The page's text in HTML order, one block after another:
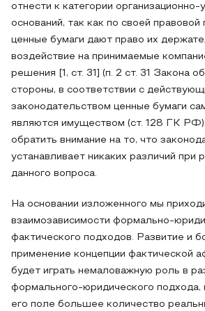
отнести к категории организационно-
оснований, так как по своей правовой
ценные бумаги дают право их
воздействие на принимаемые
решения [1, ст. 31] (п. 2 ст. 31 Закона
стороны, в соответствии с
законодательством ценные бумаги
являются имуществом (ст. 128 ГК
обратить внимание на то, что
устанавливает никаких различий при
данного вопроса.
На основании изложенного мы
взаимозависимости формально-
фактического подходов. Развитие и
применение концепции фактической
будет играть немаловажную роль в
формального-юридического подхода,
его поле большее количество